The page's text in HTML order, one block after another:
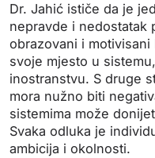
Dr. Jahić ističe da je
nepravde i nedostatak
obrazovani i
svoje mjesto u
inostranstvu. S druge
mora nužno biti
sistemima može
Svaka odluka je
ambicija i okolnosti.